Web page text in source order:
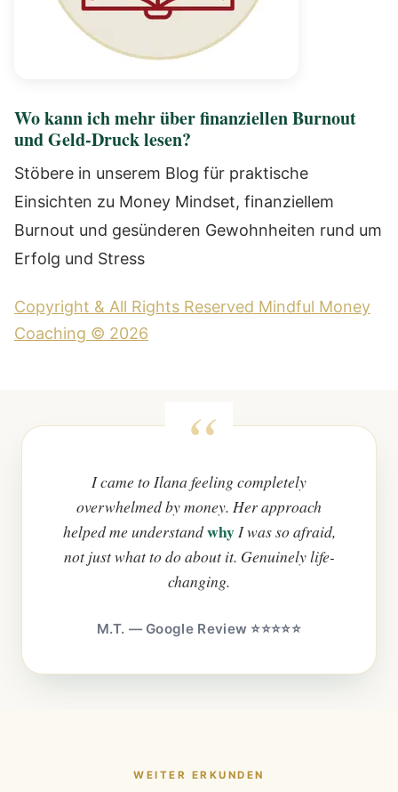
Wo kann ich mehr über finanziellen Burnout
und Geld-Druck lesen?
Stöbere in unserem Blog für praktische
Einsichten zu Money Mindset, finanziellem
Burnout und gesünderen Gewohnheiten rund um
Erfolg und Stress
Copyright & All Rights Reserved Mindful Money
Coaching © 2026
I came to Ilana feeling completely
overwhelmed by money. Her approach
helped me understandwhyI was so afraid,
not just what to do about it. Genuinely life-
changing.
M.T. — Google Review ⭐⭐⭐⭐⭐
WEITER ERKUNDEN